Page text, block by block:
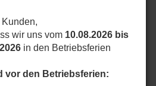
wir uns vom 10.08.2026 bis
in den Betriebsferien
vor den Betriebsferien: